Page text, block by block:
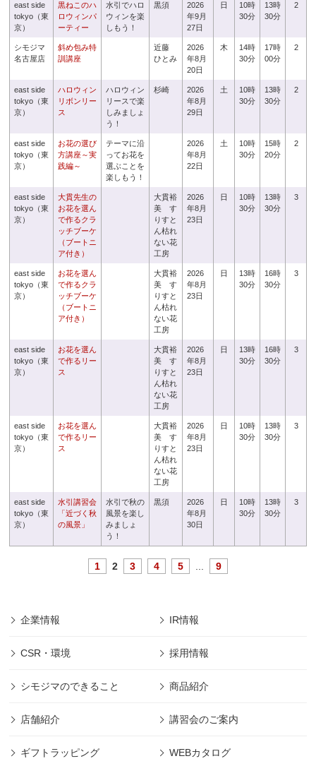
east side
tokyo（東
京）
黒ねこのハ
ロウィンパ
ーティー
水引でハロ
ウィンを楽
しもう！
黒須
2026
年9月
27日
日
10時
30分
13時
30分
2
シモジマ
名古屋店
斜め包み特
訓講座
近藤
ひとみ
2026
年8月
20日
木
14時
30分
17時
00分
2
east side
tokyo（東
京）
ハロウィン
リボンリー
ス
ハロウィン
リースで楽
しみましょ
う！
杉崎
2026
年8月
29日
土
10時
30分
13時
30分
2
east side
tokyo（東
京）
お花の選び
方講座～実
践編～
テーマに沿
ってお花を
選ぶことを
楽しもう！
2026
年8月
22日
土
10時
30分
15時
20分
2
east side
tokyo（東
京）
大貫先生の
お花を選ん
で作るクラ
ッチブーケ
（ブートニ
ア付き）
大貫裕
美 す
りすと
ん枯れ
ない花
工房
2026
年8月
23日
日
10時
30分
13時
30分
3
east side
tokyo（東
京）
お花を選ん
で作るクラ
ッチブーケ
（ブートニ
ア付き）
大貫裕
美 す
りすと
ん枯れ
ない花
工房
2026
年8月
23日
日
13時
30分
16時
30分
3
east side
tokyo（東
京）
お花を選ん
で作るリー
ス
大貫裕
美 す
りすと
ん枯れ
ない花
工房
2026
年8月
23日
日
13時
30分
16時
30分
3
east side
tokyo（東
京）
お花を選ん
で作るリー
ス
大貫裕
美 す
りすと
ん枯れ
ない花
工房
2026
年8月
23日
日
10時
30分
13時
30分
3
east side
tokyo（東
京）
水引講習会
「近づく秋
の風景」
水引で秋の
風景を楽し
みましょ
う！
黒須
2026
年8月
30日
日
10時
30分
13時
30分
3
1 2 3 4 5 9
企業情報 IR情報
CSR・環境 採用情報
シモジマのできること 商品紹介
店舗紹介 講習会のご案内
ギフトラッピング WEBカタログ